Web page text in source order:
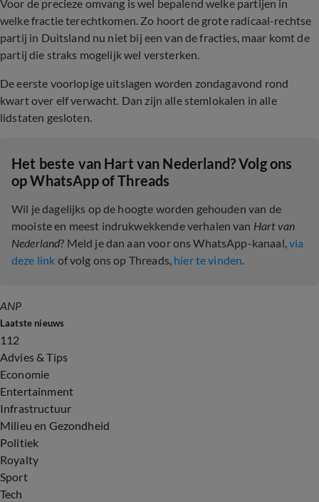
Voor de precieze omvang is wel bepalend welke partijen in
welke fractie terechtkomen. Zo hoort de grote radicaal-rechtse
partij in Duitsland nu niet bij een van de fracties, maar komt de
partij die straks mogelijk wel versterken.
De eerste voorlopige uitslagen worden zondagavond rond
kwart over elf verwacht. Dan zijn alle stemlokalen in alle
lidstaten gesloten.
Het beste van Hart van Nederland? Volg ons
op WhatsApp of Threads
Wil je dagelijks op de hoogte worden gehouden van de
mooiste en meest indrukwekkende verhalen van Hart van
Nederland? Meld je dan aan voor ons WhatsApp-kanaal,via
deze link of volg ons op Threads, hier te vinden.
ANP
Laatste nieuws
112
Advies & Tips
Economie
Entertainment
Infrastructuur
Milieu en Gezondheid
Politiek
Royalty
Sport
Tech